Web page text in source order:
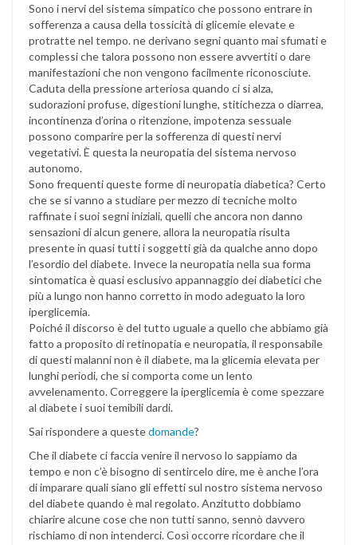
Sono i nervi del sistema simpatico che possono entrare in
sofferenza a causa della tossicità di glicemie elevate e
protratte nel tempo. ne derivano segni quanto mai sfumati e
complessi che talora possono non essere avvertiti o dare
manifestazioni che non vengono facilmente riconosciute.
Caduta della pressione arteriosa quando ci si alza,
sudorazioni profuse, digestioni lunghe, stitichezza o diarrea,
incontinenza d’orina o ritenzione, impotenza sessuale
possono comparire per la sofferenza di questi nervi
vegetativi. È questa la neuropatia del sistema nervoso
autonomo.
Sono frequenti queste forme di neuropatia diabetica? Certo
che se si vanno a studiare per mezzo di tecniche molto
raffinate i suoi segni iniziali, quelli che ancora non danno
sensazioni di alcun genere, allora la neuropatia risulta
presente in quasi tutti i soggetti già da qualche anno dopo
l’esordio del diabete. Invece la neuropatia nella sua forma
sintomatica è quasi esclusivo appannaggio dei diabetici che
più a lungo non hanno corretto in modo adeguato la loro
iperglicemia.
Poiché il discorso è del tutto uguale a quello che abbiamo già
fatto a proposito di retinopatia e neuropatia, il responsabile
di questi malanni non è il diabete, ma la glicemia elevata per
lunghi periodi, che si comporta come un lento
avvelenamento. Correggere la iperglicemia è come spezzare
al diabete i suoi temibili dardi.
Sai rispondere a questedomande?
Che il diabete ci faccia venire il nervoso lo sappiamo da
tempo e non c’è bisogno di sentircelo dire, me è anche l’ora
di imparare quali siano gli effetti sul nostro sistema nervoso
del diabete quando è mal regolato. Anzitutto dobbiamo
chiarire alcune cose che non tutti sanno, sennò davvero
rischiamo di non intenderci. Così occorre ricordare che il